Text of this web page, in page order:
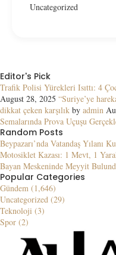
Uncategorized
Editor's Pick
Trafik Polisi Yürekleri Isıttı: 4
August 28, 2025 “Suriye’ye
dikkat çeken karşılık by admin
Semalarında Prova Uçuşu
Random Posts
Beypazarı’nda Vatandaş Yılanı
Motosiklet Kazası: 1 Mevt, 1
Bayan Meskeninde Meyyit
Popular Categories
Gündem (1,646)
Uncategorized (29)
Teknoloji (3)
Spor (2)